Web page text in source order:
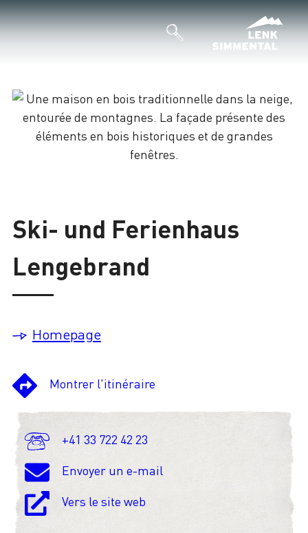
Chargement
Ski- und Ferienhaus
Lengebrand
Homepage
Montrer l'itinéraire
+41 33 722 42 23
Envoyer un e-mail
Vers le site web